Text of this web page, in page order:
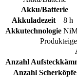
Akku/Batterie
Akkuladezeit
8 h
Akkutechnologie
Anzahl
Anzahl Scherköpfe